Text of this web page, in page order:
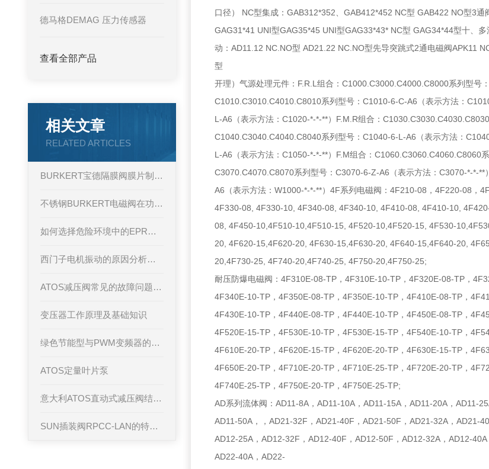
口径） NC型集成：GAB312*352、GAB412*452 NC型 GAB422 NO型3
GAG31*41 UNI型GAG35*45 UNI型GAG33*43* NC型 GAG34*44型十、
动：AD11.12 NC.NO型 AD21.22 NC.NO型先导突跳式2通电磁阀APK11
型 *日本CKD喜开
开理）气源处理元件：F.R.L组合：C1000.C3000.C4000.C8000系列型号
C1010.C3010.C4010.C8010系列型号：C1010-6-C-A6（表示方法：
L-A6（表示方法：C1020-*-*-**）F.M.R组合：
C1040.C3040.C4040.C8040系列型号：C1040-6-L-A6（表示方法：
L-A6（表示方法：C1050-*-*-**）F.M组合：C1060.C3060.C4060.C8060
C3070.C4070.C8070系列型号：C3070-6-Z-A6（表示方法：C3070-*-*-
A6（表示方法：W1000-*-*-**）4F系列电磁阀：4F210-08，4F220-08
4F330-08, 4F330-10, 4F340-08, 4F340-10, 4F410-08, 4F410-10,
08, 4F450-10,4F510-10,4F510-15, 4F520-10,4F520-15, 4F530-
20, 4F620-15,4F620-20, 4F630-15,4F630-20, 4F640-15,4F640-20,
20,4F730-25, 4F740-20,4F740-25, 4F750-20,4F750-25;
耐压防爆电磁阀：4F310E-08-TP，4F310E-10-TP，4F320E-08-TP，
4F340E-10-TP，4F350E-08-TP，4F350E-10-TP，4F410E-08-TP，
4F430E-10-TP，4F440E-08-TP，4F440E-10-TP，4F450E-08-TP，
4F520E-15-TP，4F530E-10-TP，4F530E-15-TP，4F540E-10-TP，
4F610E-20-TP，4F620E-15-TP，4F620E-20-TP，4F630E-15-TP，
4F650E-20-TP，4F710E-20-TP，4F710E-25-TP，4F720E-20-TP，
4F740E-25-TP，4F750E-20-TP，4F750E-25-TP;
AD系列流体阀：AD11-8A，AD11-10A，AD11-15A，AD11-20A，AD11-
AD11-50A，，AD21-32F，AD21-40F，AD21-50F，AD21-32A，AD21-
AD12-25A，AD12-32F，AD12-40F，AD12-50F，AD12-32A，AD12-
AD22-40A，
德马格DEMAG 压力传感器
查看全部产品
相关文章
RELATED ARTICLES
BURKERT宝德隔膜阀膜片制造工艺要点
不锈钢BURKERT电磁阀在功能上有着什么不一样的参数
如何选择危险环境中的EPRO传感器
西门子电机振动的原因分析和解决措施
ATOS减压阀常见的故障问题及排除方法
变压器工作原理及基础知识
绿色节能型与PWM变频器的区别
ATOS定量叶片泵
意大利ATOS直动式减压阀结构原理
SUN插装阀RPCC-LAN的特点是